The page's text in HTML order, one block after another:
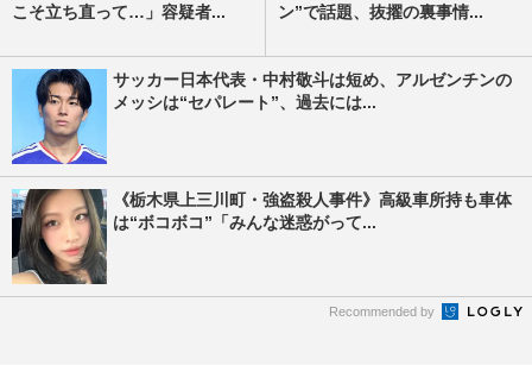
こそ立ち直って…」容疑者...
ン”で話題、抜擢の裏事情...
サッカー日本代表・中村敬斗は短め、アルゼンチンの
メッシは“セパレート”、過去には...
《栃木県上三川町・強盗殺人事件》高級車所持も車体
は“ボコボコ”「みんな迷惑がって...
Recommended by